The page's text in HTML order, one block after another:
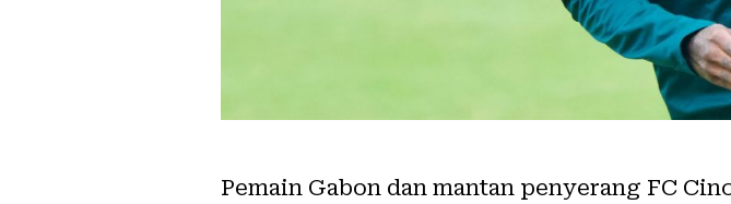
Pemain Gabon dan mantan penyerang FC